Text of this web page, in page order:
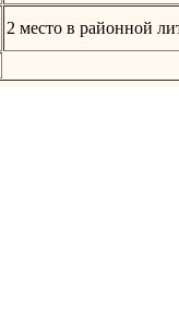
2 место в районной